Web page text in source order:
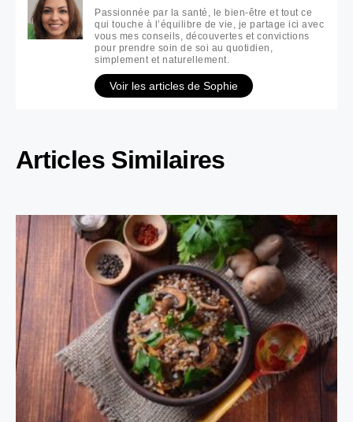
Passionnée par la santé, le bien-être et tout ce
qui touche à l’équilibre de vie, je partage ici avec
vous mes conseils, découvertes et convictions
pour prendre soin de soi au quotidien,
simplement et naturellement.
Voir les articles de Sophie
Articles Similaires